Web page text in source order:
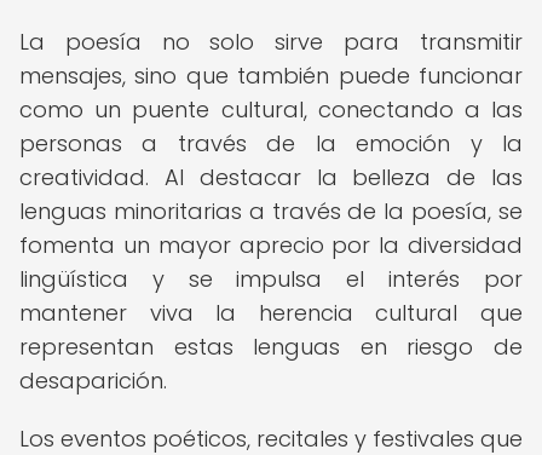
La poesía no solo sirve para transmitir
mensajes, sino que también puede funcionar
como un puente cultural, conectando a las
personas a través de la emoción y la
creatividad. Al destacar la belleza de las
lenguas minoritarias a través de la poesía, se
fomenta un mayor aprecio por la diversidad
lingüística y se impulsa el interés por
mantener viva la herencia cultural que
representan estas lenguas en riesgo de
desaparición.
Los eventos poéticos, recitales y festivales que